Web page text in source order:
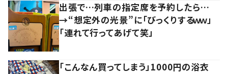
出張で…列車の指定席を予約したら…
→“想定外の光景”に「びっくりするｗｗ」
「連れて行ってあげて笑」
「こんなん買ってしまう」1000円の浴衣